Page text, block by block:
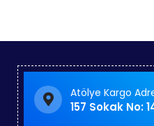
Atölye Kargo
157 Sokak No: